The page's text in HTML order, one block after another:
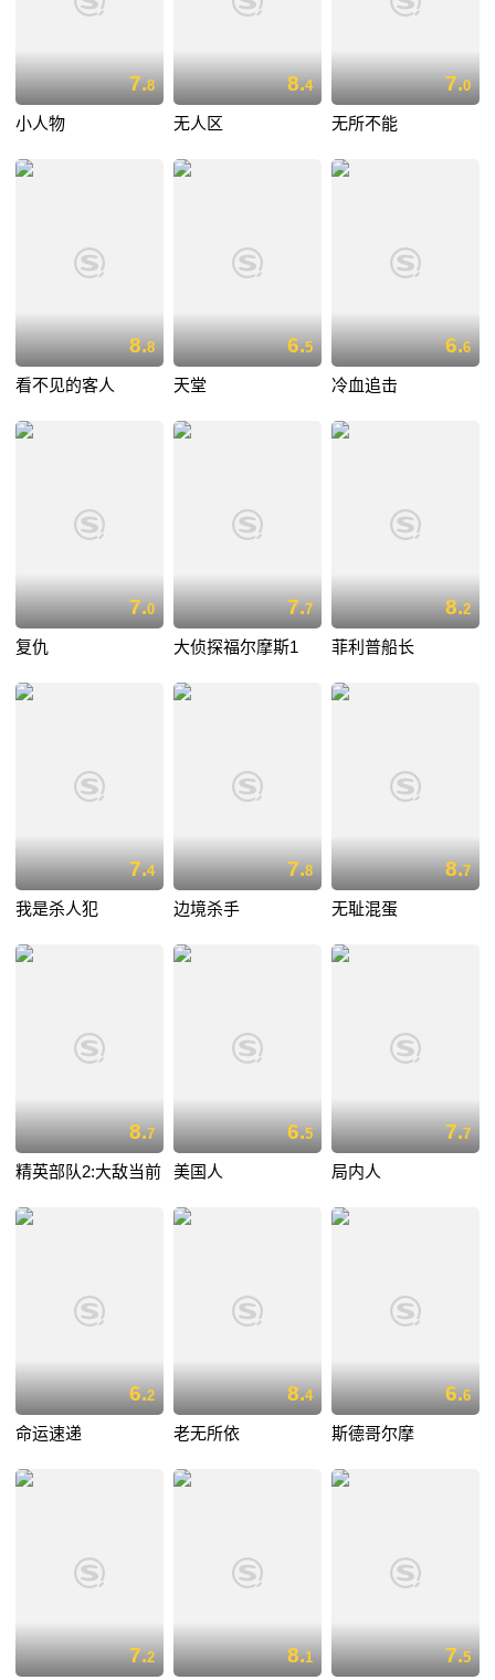
7.8
小人物
8.4
无人区
7.0
无所不能
8.8
看不见的客人
6.5
天堂
6.6
冷血追击
7.0
复仇
7.7
大侦探福尔摩斯1
8.2
菲利普船长
7.4
我是杀人犯
7.8
边境杀手
8.7
无耻混蛋
8.7
精英部队2:大敌当前
6.5
美国人
7.7
局内人
6.2
命运速递
8.4
老无所依
6.6
斯德哥尔摩
7.2 8.1 7.5